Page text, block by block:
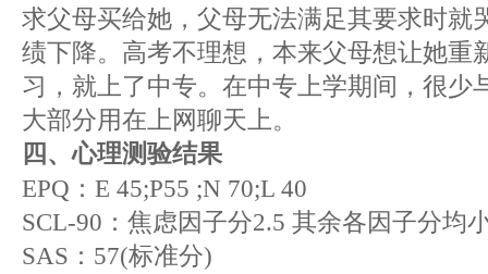
求父母买给她，父母无法满足其要求时就
绩下降。高考不理想，本来父母想让她重
习，就上了中专。在中专上学期间，很少
大部分用在上网聊天上。
四、心理测验结果
EPQ：E 45;P55 ;N 70;L 40
SCL-90：焦虑因子分2.5 其余各因子分均
SAS：57(标准分)